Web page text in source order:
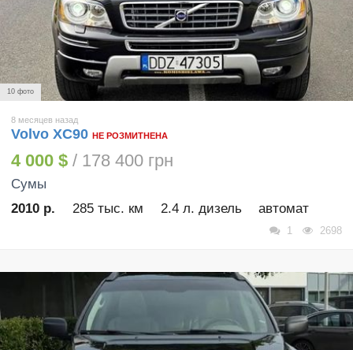
10 фото
8 месяцев назад
Volvo XC90 НЕ РОЗМИТНЕНА
4 000 $ / 178 400 грн
Сумы
2010 р.
285 тыс. км 2.4 л. дизель автомат
1 2698